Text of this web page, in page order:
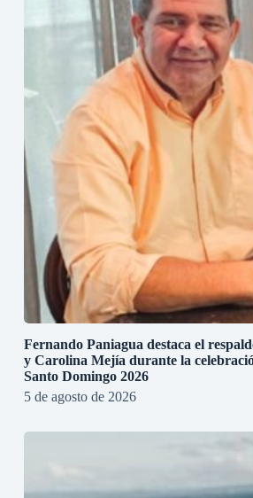
Fernando Paniagua destaca el
y Carolina Mejía durante la
Santo Domingo 2026
5 de agosto de 2026